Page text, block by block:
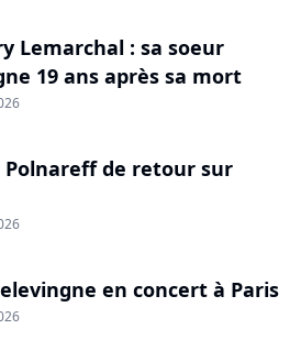
Lemarchal : sa soeur
19 ans après sa mort
Polnareff de retour sur
en concert à Paris